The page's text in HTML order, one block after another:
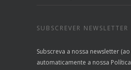
SUBSCREVER NEWSLETTER
Subscreva a nossa newsletter
automaticamente a nossa